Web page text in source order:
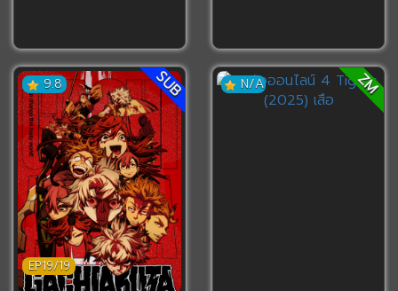
9.8
EP19/19
SUB N/A ZM